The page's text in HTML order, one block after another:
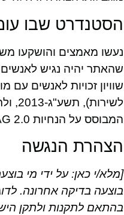
הסטנדרט שבו
נעשו מאמצים והושקעו
שהאתר יהיה נגיש
שוויון זכויות לאנשים עם
המבוסס על הנחיות WCAG 2.0 של ארגון W3C.
הצהרת הנגשה
[מלא/י כאן: על ידי מי
בוצעה בדיקה אחרונה.
בהתאם לתקנות ולתקן